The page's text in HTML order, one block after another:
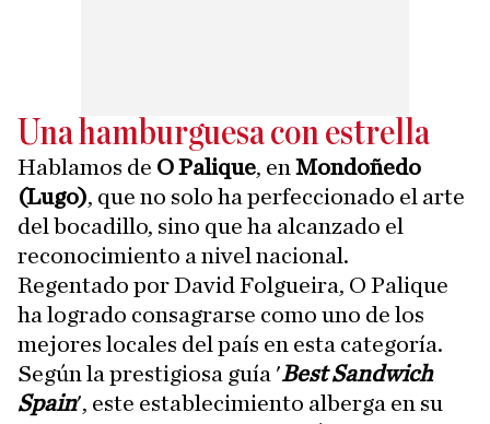
Una hamburguesa con estrella
Hablamos de O Palique, en Mondoñedo
(Lugo), que no solo ha perfeccionado el arte
del bocadillo, sino que ha alcanzado el
reconocimiento a nivel nacional.
Regentado por David Folgueira, O Palique
ha logrado consagrarse como uno de los
mejores locales del país en esta categoría.
Según la prestigiosa guía 'Best Sandwich
Spain', este establecimiento alberga en su